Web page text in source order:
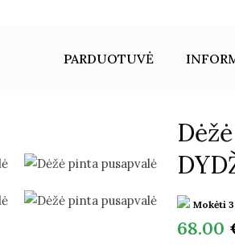
PARDUOTUVĖ
Mokėti
68.00